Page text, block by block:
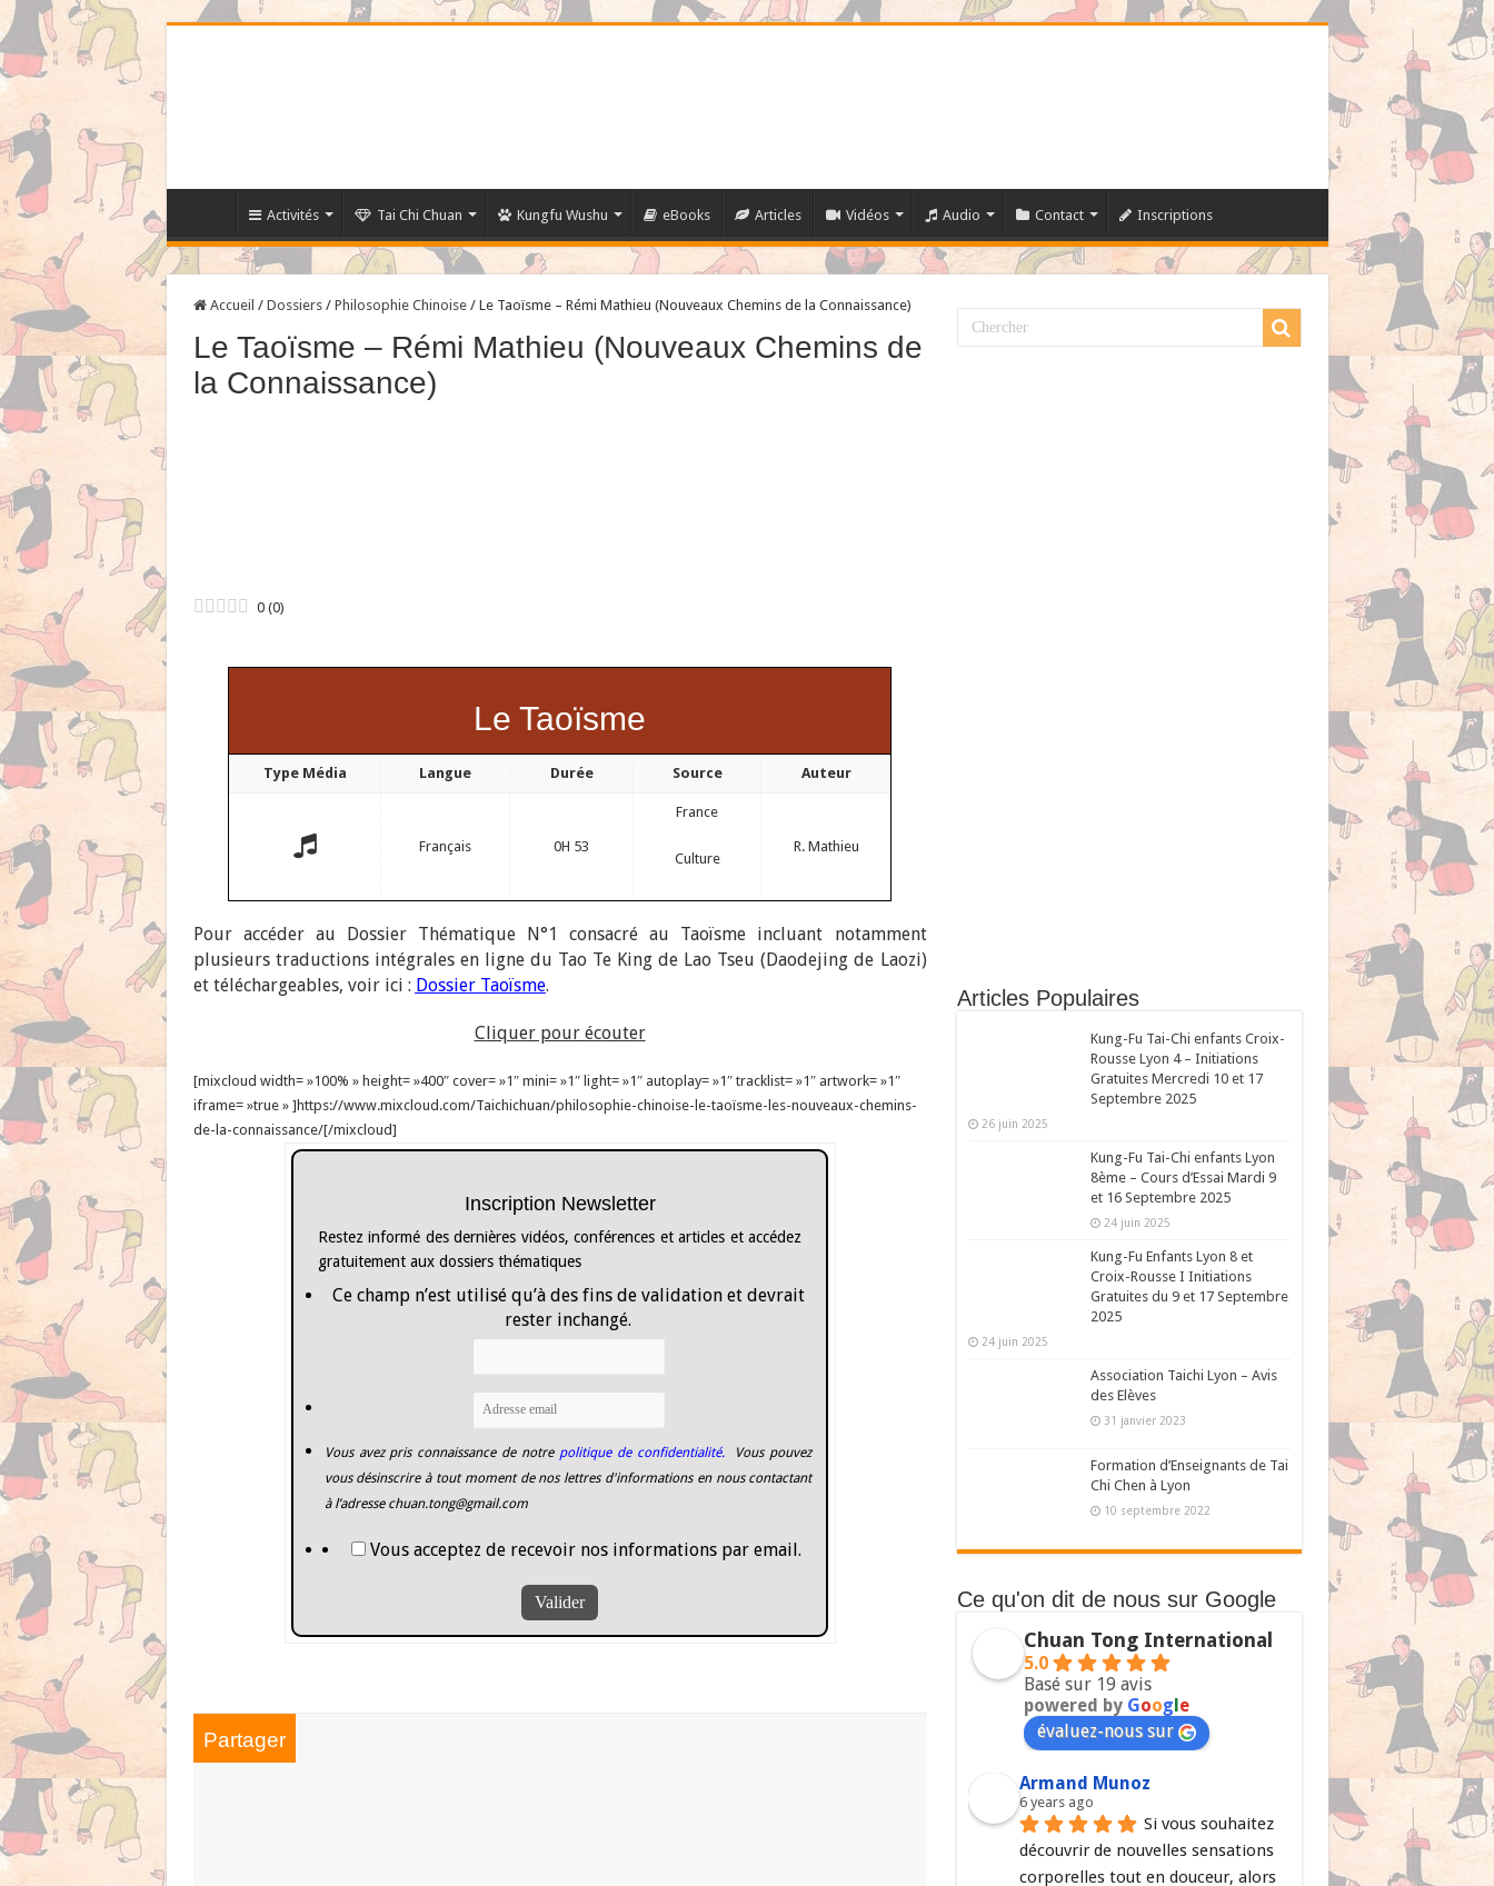
Activités Tai Chi Chuan Kungfu Wushu eBooks Articles Vidéos Audio Contact Inscriptions
Accueil / Dossiers / Philosophie Chinoise / Le Taoïsme – Rémi Mathieu (Nouveaux Chemins de la Connaissance)
Le Taoïsme – Rémi Mathieu (Nouveaux Chemins de
la Connaissance)
0 (0)
Le Taoïsme
Type Média Langue Durée Source Auteur
Français 0H 53
France
Culture
R. Mathieu
Pour accéder au Dossier Thématique N°1 consacré au Taoïsme incluant notamment
plusieurs traductions intégrales en ligne du Tao Te King de Lao Tseu (Daodejing de Laozi)
et téléchargeables, voir ici : Dossier Taoïsme.
Cliquer pour écouter
[mixcloud width= »100% » height= »400″ cover= »1″ mini= »1″ light= »1″ autoplay= »1″ tracklist= »1″ artwork= »1″
iframe= »true » ]https://www.mixcloud.com/Taichichuan/philosophie-chinoise-le-taoïsme-les-nouveaux-chemins-
de-la-connaissance/[/mixcloud]
Inscription Newsletter
Restez informé des dernières vidéos, conférences et articles et accédez
gratuitement aux dossiers thématiques
Ce champ n’est utilisé qu’à des fins de validation et devrait
rester inchangé.
Vous avez pris connaissance de notrepolitique de confidentialité.
Vous pouvez
vous désinscrire à tout moment de nos lettres d'informations en nous contactant
à l’adresse chuan.tong@gmail.com
Vous acceptez de recevoir nos informations par email.
Partager
Articles Populaires
Kung-Fu Tai-Chi enfants Croix-
Rousse Lyon 4 – Initiations
Gratuites Mercredi 10 et 17
Septembre 2025
26 juin 2025
Kung-Fu Tai-Chi enfants Lyon
8ème – Cours d’Essai Mardi 9
et 16 Septembre 2025
24 juin 2025
Kung-Fu Enfants Lyon 8 et
Croix-Rousse I Initiations
Gratuites du 9 et 17 Septembre
2025
24 juin 2025
Association Taichi Lyon – Avis
des Elèves
31 janvier 2023
Formation d’Enseignants de Tai
Chi Chen à Lyon
10 septembre 2022
Ce qu'on dit de nous sur Google
Chuan Tong International
5.0
Basé sur 19 avis
powered by Goog e
évaluez-nous sur
Armand Munoz
6 years ago
Si vous souhaitez
découvrir de nouvelles sensations
corporelles tout en douceur, alors